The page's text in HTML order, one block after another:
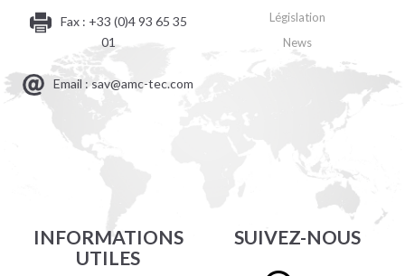
Fax : +33 (0)4 93 65 35
01
Email : sav@amc-tec.com
Législation
News
INFORMATIONS
UTILES
SUIVEZ-NOUS